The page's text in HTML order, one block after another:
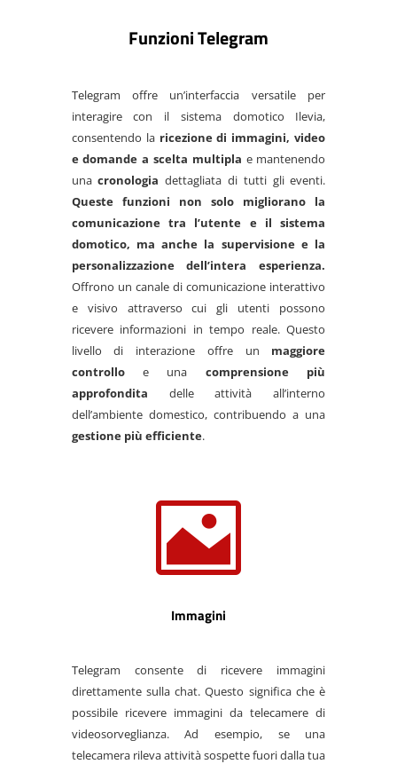
Funzioni Telegram
Telegram offre un’interfaccia versatile per
interagire con il sistema domotico Ilevia,
consentendo la ricezione di immagini, video
e domande a scelta multipla e mantenendo
unacronologia dettagliata di tutti gli eventi.
Queste funzioni non solo migliorano la
comunicazione tra l’utente e il sistema
domotico, ma anche la supervisione e la
personalizzazione dell’intera esperienza.
Offrono un canale di comunicazione interattivo
e visivo attraverso cui gli utenti possono
ricevere informazioni in tempo reale. Questo
livello di interazione offre un maggiore
controlloe una comprensione più
approfondita delle attività all’interno
dell’ambiente domestico, contribuendo a una
gestione più efficiente.

Immagini
Telegram consente di ricevere immagini
direttamente sulla chat. Questo significa che è
possibile ricevere immagini da telecamere di
videosorveglianza. Ad esempio, se una
telecamera rileva attività sospette fuori dalla tua